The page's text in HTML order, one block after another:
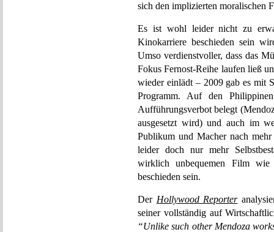
sich den implizierten moralischen
Es ist wohl leider nicht zu
Kinokarriere beschieden sein
Umso verdienstvoller, dass das
Fokus Fernost-Reihe laufen ließ
wieder einlädt – 2009 gab es mit
Programm. Auf den
Aufführungsverbot belegt
ausgesetzt wird) und auch im
Publikum und Macher nach
leider doch nur mehr
wirklich unbequemen Film
beschieden sein.
Der Hollywood Reporter
seiner vollständig auf
“Unlike such other Mendoza